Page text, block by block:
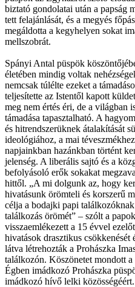
biztató gondolatai után a papság
tett felajánlását, és a megyés
megáldotta a kegyhelyen sokat
mellszobrát.
Spányi Antal püspök
életében mindig voltak
nemcsak túlélte ezeket a
teljesítette az Istentől kapott
meg nem értés éri, de a világban
támadása tapasztalható. A
és hitrendszerüknek átalakítását
ideológiához, a mai
napjainkban hazánkban történt
jelenség. A liberális sajtó és a
befolyásoló erők sokakat
hittől. „A mi dolgunk az, hogy
hivatásunk örömteli és korszerű
célja a bodajki papi
találkozás örömét” – szólt a
visszaemlékezett a 15 évvel
hivatások drasztikus csökkenését
látva létrehozták a Prohászka
találkozón. Köszönetet mondott
Égben imádkozó Prohászka
imádkozó hívő lelki közösségéért.